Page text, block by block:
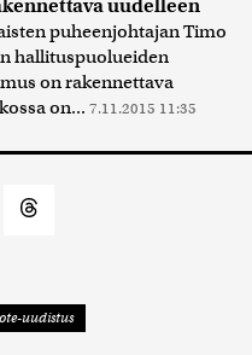
uudelleen
puheenjohtajan Timo
hallituspuolueiden
on rakennettava
on... 7.11.2015 11:35
uudistus